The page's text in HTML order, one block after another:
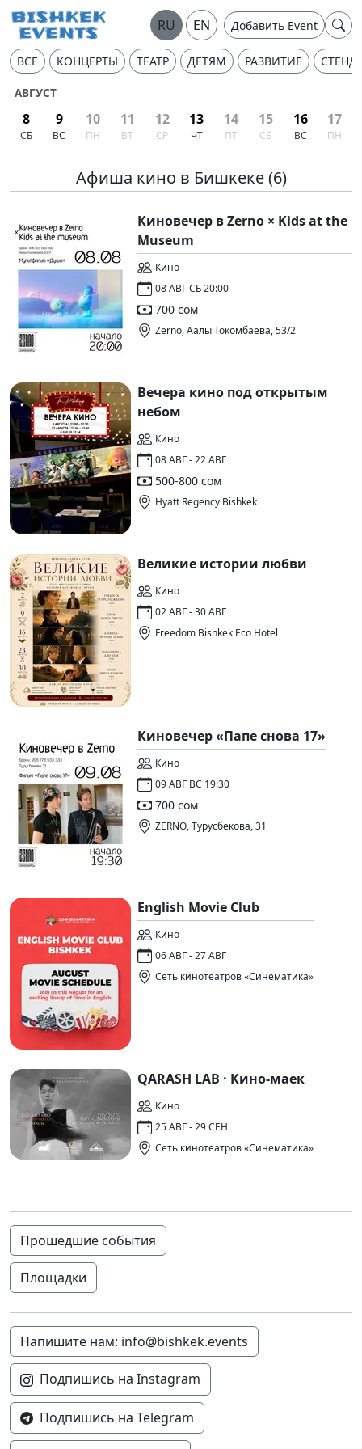
RU EN Добавить Event
ВСЕ КОНЦЕРТЫ ТЕАТР ДЕТЯМ РАЗВИТИЕ
АВГУСТ
8
СБ
9
ВС
10
ПН
11
ВТ
12
СР
13
ЧТ
14
ПТ
15
СБ
16
ВС
17
ПН
Афиша кино в Бишкеке(6)
Киновечер в Zerno × Kids at the
Museum
Кино
08 АВГ СБ 20:00
700 сом
Zerno, Аалы Токомбаева, 53/2
Вечера кино под открытым
небом
Кино
08 АВГ - 22 АВГ
500-800 сом
Hyatt Regency Bishkek
Великие истории любви
Кино
02 АВГ - 30 АВГ
Freedom Bishkek Eco Hotel
Киновечер «Папе снова 17»
Кино
09 АВГ ВС 19:30
700 сом
ZERNO, Турусбекова, 31
English Movie Club
Кино
06 АВГ - 27 АВГ
Сеть кинотеатров «Синематика»
QARASH LAB · Кино-маек
Кино
25 АВГ - 29 СЕН
Сеть кинотеатров «Синематика»
Прошедшие события
Площадки
Напишите нам: info@bishkek.events
Подпишись на Instagram
Подпишись на Telegram